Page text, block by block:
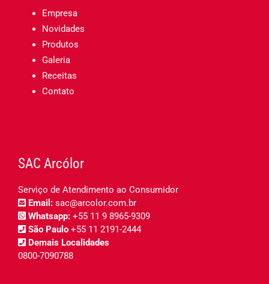
Empresa
Novidades
Produtos
Galeria
Receitas
Contato
SAC Arcólor
Serviço de Atendimento ao Consumidor
Email: sac@arcolor.com.br
Whatsapp: +55 11 9 8965-9309
São Paulo +55 11 2191-2444
Demais Localidades
0800-7090788